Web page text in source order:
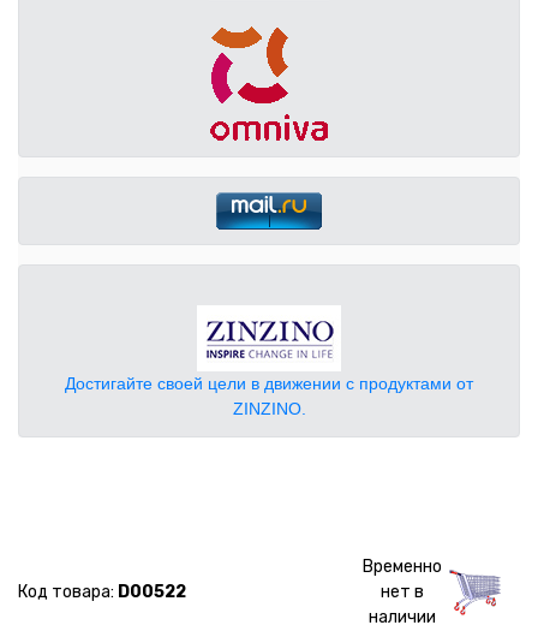
Достигайте своей цели в движении с продуктами от
ZINZINO.
Код товара: D00522
Временно
нет в
наличии